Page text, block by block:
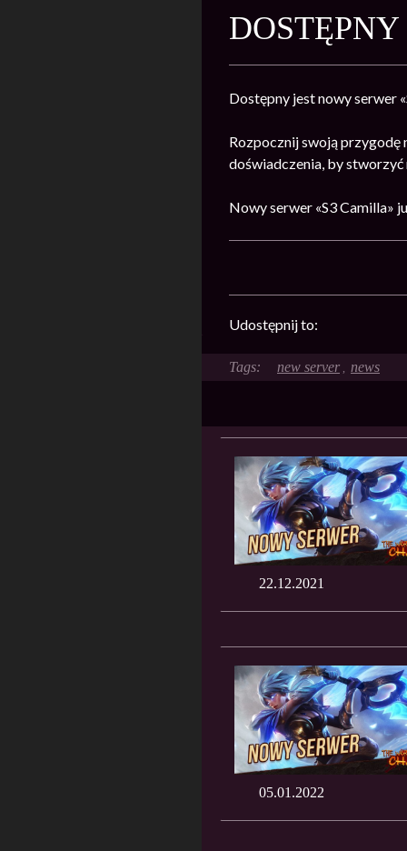
Dostępny jest nowy serwer
Rozpocznij swoją przygodę
doświadczenia, by
Nowy serwer «S3 Camilla»
Udostępnij to:
new server , news
22.12.2021
05.01.2022